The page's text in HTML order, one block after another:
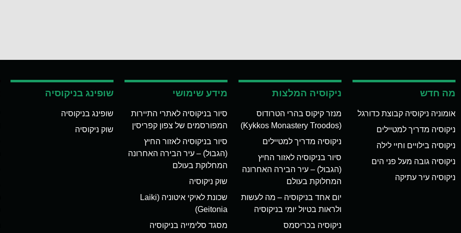
מה חדש
אומוניה ניקוסיה קבוצת כדורגל
ניקוסיה מדריך למטיילים
ניקוסיה בילויים וחיי לילה
ניקוסיה גובה מעל פני הים
ניקוסיה עיר עתיקה
ניקוסיה המלצות
מנזר קיקוס בהרי הטרודוס
(Kykkos Monastery Troodos)
ניקוסיה מדריך למטיילים
סיור בניקוסיה לאזור החיץ
(הגבול) – עיר הבירה האחרונה
המחלוקת בעולם
יום אחד בניקוסיה – מה לעשות
ולראות בטיול יומי בניקוסיה
ניקוסיה בכריסמס
מידע שימושי
סיור בניקוסיה לאתרי התיירות
המפורסמים של צפון קפריסין
סיור בניקוסיה לאזור החיץ
(הגבול) – עיר הבירה האחרונה
המחלוקת בעולם
שוק ניקוסיה
שכונת לאיקי איטוניה (Laiki
Geitonia)
מסגד סלימייה בניקוסיה
שופינג בניקוסיה
שופינג בניקוסיה
שוק ניקוסיה